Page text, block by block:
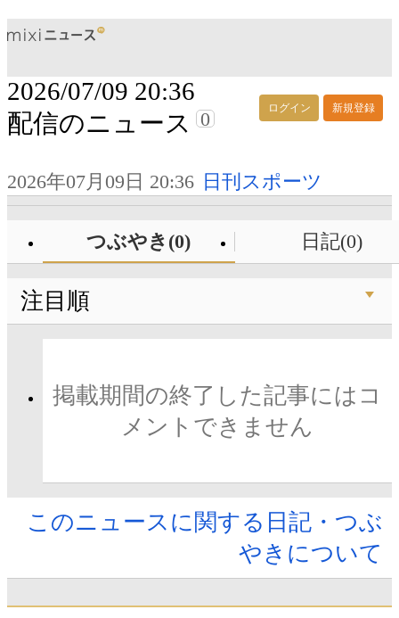
ログイン 新規登録
2026/07/09 20:36
配信のニュース
0
2026年07月09日 20:36 日刊スポーツ
つぶやき(0) 日記(0)
注目順
掲載期間の終了した記事にはコ
メントできません
このニュースに関する日記・つぶ
やきについて